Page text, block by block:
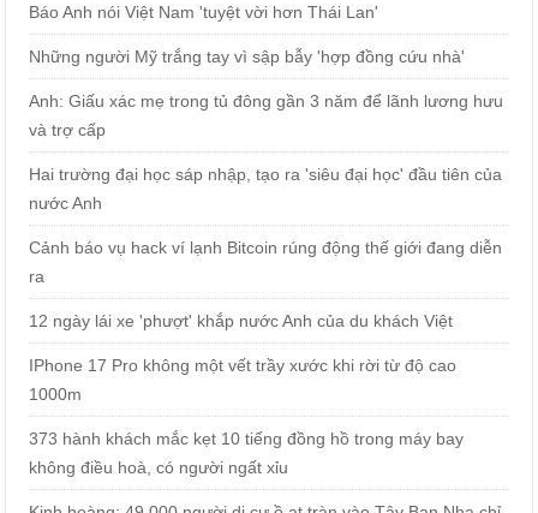
Báo Anh nói Việt Nam 'tuyệt vời hơn Thái Lan'
Những người Mỹ trắng tay vì sập bẫy 'hợp đồng cứu nhà'
Anh: Giấu xác mẹ trong tủ đông gần 3 năm để lãnh lương hưu
và trợ cấp
Hai trường đại học sáp nhập, tạo ra 'siêu đại học' đầu tiên của
nước Anh
Cảnh báo vụ hack ví lạnh Bitcoin rúng động thế giới đang diễn
ra
12 ngày lái xe 'phượt' khắp nước Anh của du khách Việt
IPhone 17 Pro không một vết trầy xước khi rời từ độ cao
1000m
373 hành khách mắc kẹt 10 tiếng đồng hồ trong máy bay
không điều hoà, có người ngất xỉu